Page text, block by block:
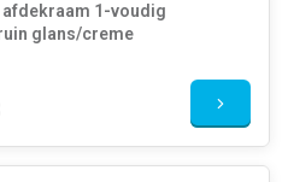
afdekraam 1-voudig
glans/creme